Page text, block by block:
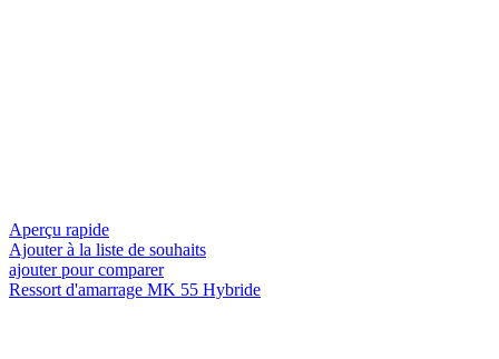
Aperçu rapide
Ajouter à la liste de souhaits
ajouter pour comparer
Ressort d'amarrage MK 55 Hybride